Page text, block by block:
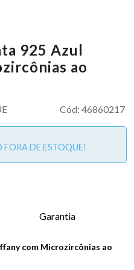
925 Azul
ao
Cód: 46860217
FORA DE ESTOQUE!
Garantia
com Microzircônias ao